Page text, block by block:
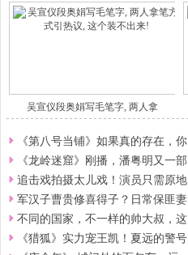
吴宣仪段奥娟写毛笔字, 两人拿
《第八号当铺》如果真的存在，你
《龙岭迷窟》刚播，潘粤明又一部
追击戏拍摄太儿戏！演员只需原地
军汉子曹贵修喜得子？日常保匪妻
不同的国家，不一样的帅大叔，这
《猎狐》实力宠王凯！夏远的警号